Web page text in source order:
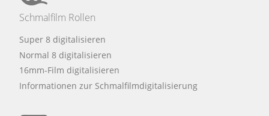
Schmalfilm Rollen
Super 8 digitalisieren
Normal 8 digitalisieren
16mm-Film digitalisieren
Informationen zur Schmalfilmdigitalisierung